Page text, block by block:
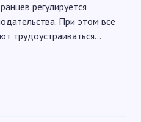
регулируется
При этом все
трудоустраиваться…